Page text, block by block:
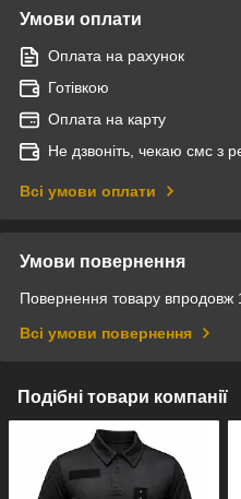
Умови оплати
Оплата на рахунок
Готівкою
Оплата на карту
Не дзвоніть, чекаю смс з
Всі умови оплати
Умови повернення
Повернення товару впродовж
Всі умови повернення
Подібні товари компанії